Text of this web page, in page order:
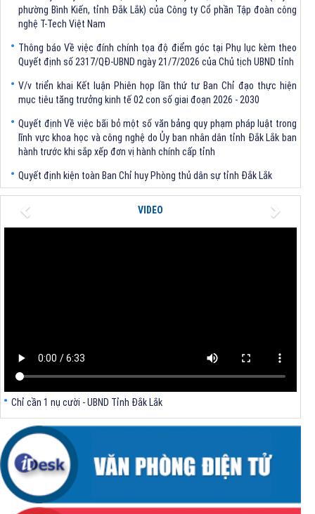
nghệ T-Tech Việt Nam
Quyết định số 2317/QĐ-UBND ngày 21/7/2026 của Chủ tịch UBND tỉnh
mục tiêu tăng trưởng kinh tế 02 con số giai đoạn 2026 - 2030
lĩnh vực khoa học và công nghệ do Ủy ban nhân dân tỉnh Đắk Lắk ban
hành trước khi sắp xếp đơn vị hành chính cấp tỉnh
Quyết định chấp thuận điều chỉnh chủ trương đầu tư dự án Xây dựng
phường Bình Kiến, tỉnh Đắk Lắk) của Công ty Cổ phần Tập đoàn công
nghệ T-Tech Việt Nam
VIDEO
Previous Next
Chỉ cần 1 nụ cười - UBND Tỉnh Đắk Lắk